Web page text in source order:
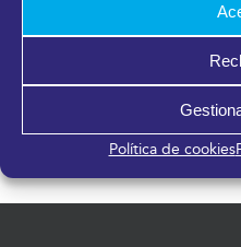
Política de cookies